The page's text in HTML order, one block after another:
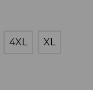
4XL XL